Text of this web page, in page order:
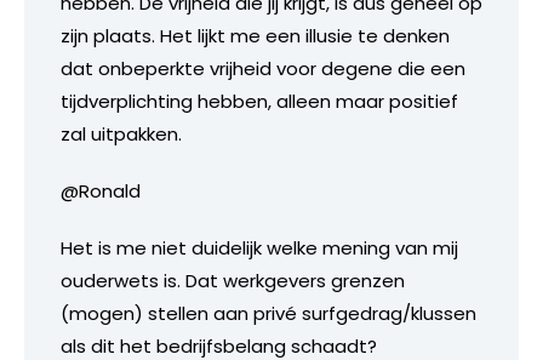
zijn plaats. Het lijkt me een illusie te denken
dat onbeperkte vrijheid voor degene die een
tijdverplichting hebben, alleen maar positief
zal uitpakken.
@Ronald
Het is me niet duidelijk welke mening van mij
ouderwets is. Dat werkgevers grenzen
(mogen) stellen aan privé surfgedrag/klussen
als dit het bedrijfsbelang schaadt?